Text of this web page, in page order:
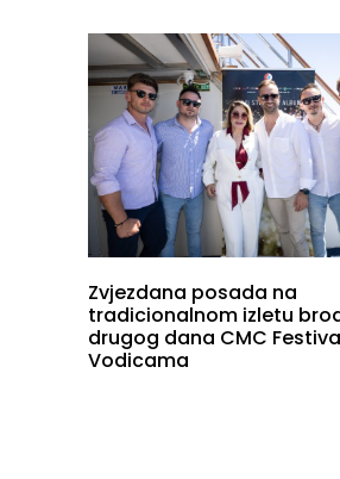
Zvjezdana posada na
tradicionalnom izletu
drugog dana CMC
Vodicama